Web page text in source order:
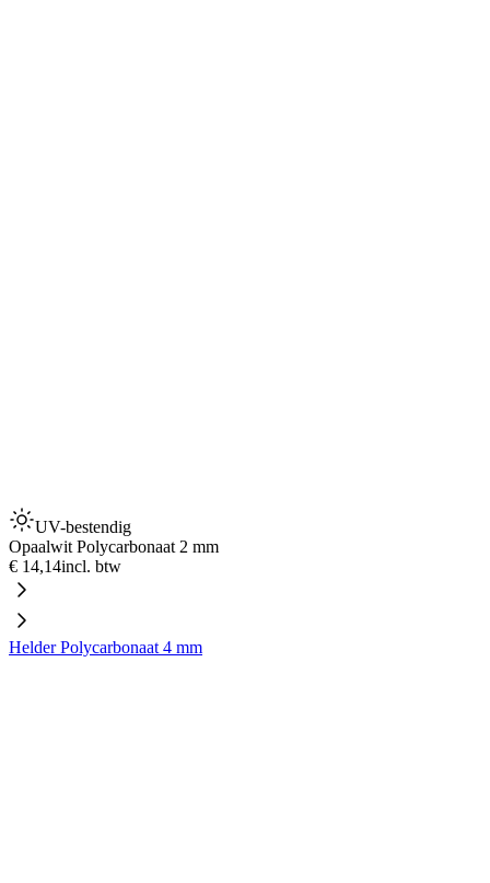
UV-bestendig
Opaalwit Polycarbonaat 2 mm
€ 14,14incl. btw
Helder Polycarbonaat 4 mm